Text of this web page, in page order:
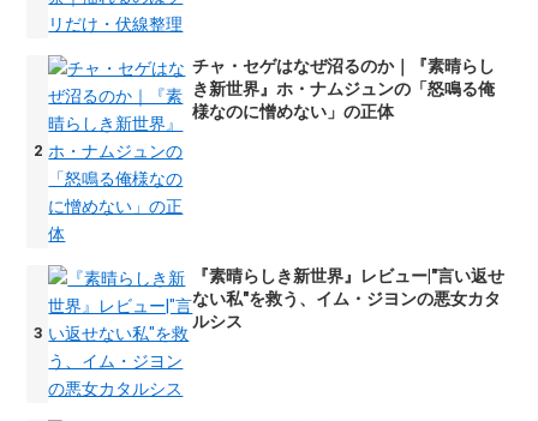
チャ・セゲはなぜ沼るのか｜『素晴らし
き新世界』ホ・ナムジュンの「怒鳴る俺
様なのに憎めない」の正体
『素晴らしき新世界』レビュー|"言い返せ
ない私"を救う、イム・ジヨンの悪女カタ
ルシス